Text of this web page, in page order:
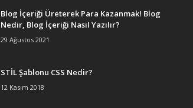
Blog İçeriği Üreterek Para Kazanmak! Blog
Nedir, Blog İçeriği Nasıl Yazılır?
29 Ağustos 2021
STİL Şablonu CSS Nedir?
12 Kasım 2018